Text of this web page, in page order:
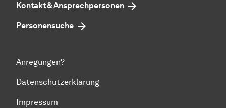
Kontakt & Ansprechpersonen
Personensuche
Anregungen?
Datenschutzerklärung
Impressum